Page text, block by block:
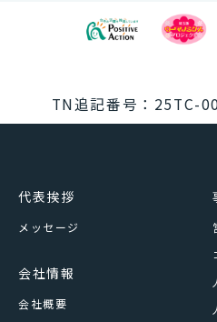
TN追記番号：25TC-
代表挨拶
メッセージ
会社情報
会社概要